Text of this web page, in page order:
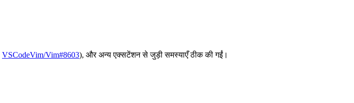
VSCodeVim/Vim#8603), और अन्य एक्सटेंशन से जुड़ी समस्याएँ ठीक की गईं।